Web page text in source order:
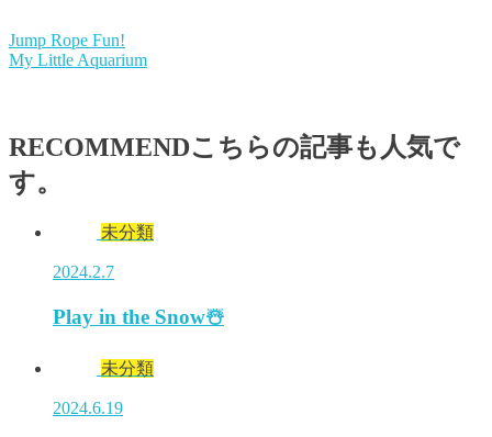
Jump Rope Fun!
My Little Aquarium
RECOMMENDこちらの記事も人気で
す。
未分類
2024.2.7
Play in the Snow☃️
未分類
2024.6.19